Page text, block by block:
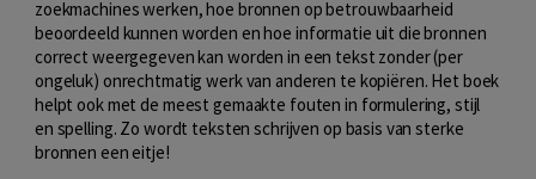
zoekmachines werken, hoe bronnen op betrouwbaarheid
beoordeeld kunnen worden en hoe informatie uit die bronnen
correct weergegeven kan worden in een tekst zonder (per
ongeluk) onrechtmatig werk van anderen te kopiëren. Het boek
helpt ook met de meest gemaakte fouten in formulering, stijl
en spelling. Zo wordt teksten schrijven op basis van sterke
bronnen een eitje!